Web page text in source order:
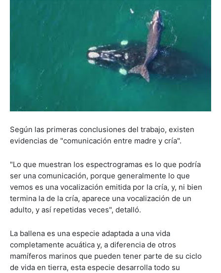
Según las primeras conclusiones del trabajo, existen
evidencias de "comunicación entre madre y cría".
"Lo que muestran los espectrogramas es lo que podría
ser una comunicación, porque generalmente lo que
vemos es una vocalización emitida por la cría, y, ni bien
termina la de la cría, aparece una vocalización de un
adulto, y así repetidas veces", detalló.
La ballena es una especie adaptada a una vida
completamente acuática y, a diferencia de otros
mamíferos marinos que pueden tener parte de su ciclo
de vida en tierra, esta especie desarrolla todo su